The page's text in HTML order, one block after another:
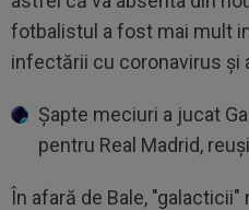
fotbalistul a fost mai mult
infectării cu coronavirus și
Șapte meciuri a jucat
pentru Real Madrid,
În afară de Bale, "galacticii"